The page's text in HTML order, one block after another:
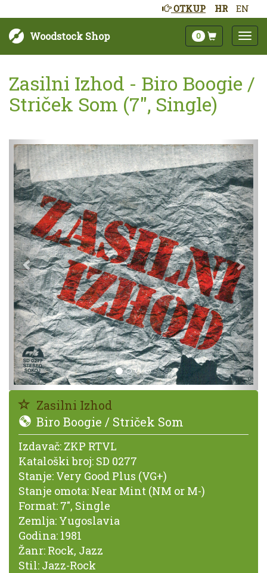
HR EN
OTKUP
Woodstock Shop 0
Zasilni Izhod - Biro Boogie /
Striček Som (7", Single)
Sljedeće
Zasilni Izhod
Biro Boogie / Striček Som
Izdavač: ZKP RTVL
Kataloški broj: SD 0277
Stanje: Very Good Plus (VG+)
Stanje omota: Near Mint (NM or M-)
Format: 7", Single
Zemlja: Yugoslavia
Godina: 1981
Žanr: Rock, Jazz
Stil: Jazz-Rock